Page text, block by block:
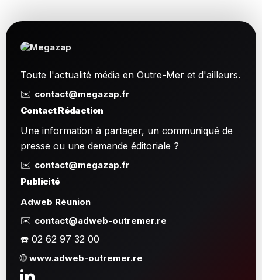
Toute l'actualité média en Outre-Mer et d'ailleurs.
✉️ contact@megazap.fr
Contact Rédaction
Une information à partager, un communiqué de
presse ou une demande éditoriale ?
✉️ contact@megazap.fr
Publicité
Adweb Réunion
✉️ contact@adweb-outremer.re
☎️ 02 62 97 32 00
🌐www.adweb-outremer.re